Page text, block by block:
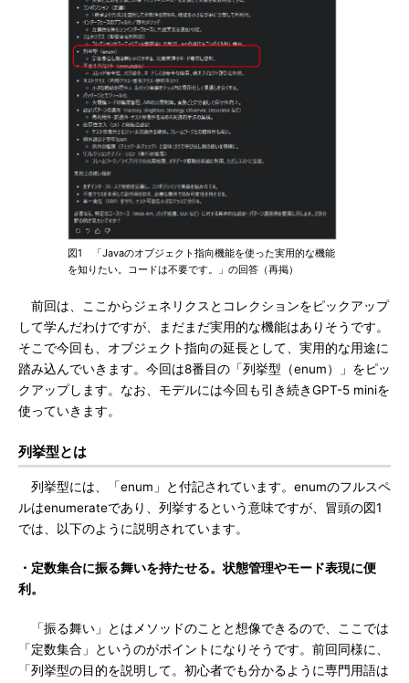
図1 「Javaのオブジェクト指向機能を使った実用的な機能
を知りたい。コードは不要です。」の回答（再掲）
前回は、ここからジェネリクスとコレクションをピックアップ
して学んだわけですが、まだまだ実用的な機能はありそうです。
そこで今回も、オブジェクト指向の延長として、実用的な用途に
踏み込んでいきます。今回は8番目の「列挙型（enum）」をピッ
クアップします。なお、モデルには今回も引き続きGPT-5 miniを
使っていきます。
列挙型とは
列挙型には、「enum」と付記されています。enumのフルスペ
ルはenumerateであり、列挙するという意味ですが、冒頭の図1
では、以下のように説明されています。
・定数集合に振る舞いを持たせる。状態管理やモード表現に便
利。
「振る舞い」とはメソッドのことと想像できるので、ここでは
「定数集合」というのがポイントになりそうです。前回同様に、
「列挙型の目的を説明して。初心者でも分かるように専門用語は